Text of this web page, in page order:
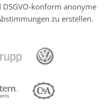
konform anonyme
zu erstellen.